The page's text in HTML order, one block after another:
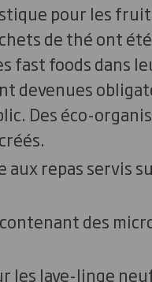
pour les
de thé ont
fast foods dans
devenues
Des éco-
aux repas servis
des
lave-linge